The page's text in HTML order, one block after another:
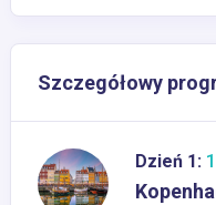
Szczegółowy
Dzień 1: